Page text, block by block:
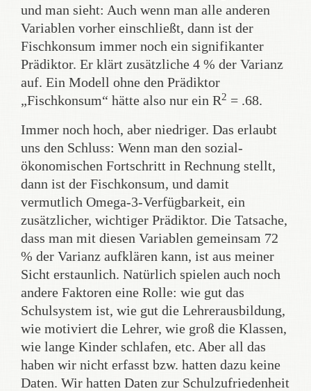
und man sieht: Auch wenn man alle anderen
Variablen vorher einschließt, dann ist der
Fischkonsum immer noch ein signifikanter
Prädiktor. Er klärt zusätzliche 4 % der Varianz
auf. Ein Modell ohne den Prädiktor
„Fischkonsum“ hätte also nur ein R2 = .68.
Immer noch hoch, aber niedriger. Das erlaubt
uns den Schluss: Wenn man den sozial-
ökonomischen Fortschritt in Rechnung stellt,
dann ist der Fischkonsum, und damit
vermutlich Omega-3-Verfügbarkeit, ein
zusätzlicher, wichtiger Prädiktor. Die Tatsache,
dass man mit diesen Variablen gemeinsam 72
% der Varianz aufklären kann, ist aus meiner
Sicht erstaunlich. Natürlich spielen auch noch
andere Faktoren eine Rolle: wie gut das
Schulsystem ist, wie gut die Lehrerausbildung,
wie motiviert die Lehrer, wie groß die Klassen,
wie lange Kinder schlafen, etc. Aber all das
haben wir nicht erfasst bzw. hatten dazu keine
Daten. Wir hatten Daten zur Schulzufriedenheit